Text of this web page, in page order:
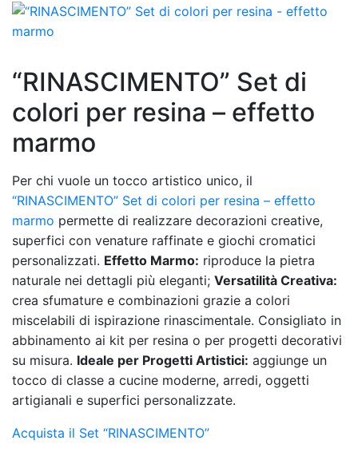
“RINASCIMENTO” Set di
colori per resina – effetto
marmo
Per chi vuole un tocco artistico unico, il
“RINASCIMENTO” Set di colori per resina – effetto
marmo permette di realizzare decorazioni creative,
superfici con venature raffinate e giochi cromatici
personalizzati. Effetto Marmo: riproduce la pietra
naturale nei dettagli più eleganti; Versatilità Creativa:
crea sfumature e combinazioni grazie a colori
miscelabili di ispirazione rinascimentale. Consigliato in
abbinamento ai kit per resina o per progetti decorativi
su misura. Ideale per Progetti Artistici: aggiunge un
tocco di classe a cucine moderne, arredi, oggetti
artigianali e superfici personalizzate.
Acquista il Set “RINASCIMENTO”